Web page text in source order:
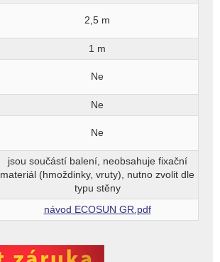
2,5 m
1 m
Ne
Ne
Ne
jsou součástí balení, neobsahuje fixační
materiál (hmoždinky, vruty), nutno zvolit dle
typu stěny
návod ECOSUN GR.pdf